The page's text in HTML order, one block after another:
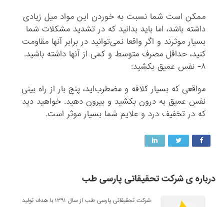
ممکن است شما نسبت به خوردن این مواد میل زیادی
داشته باشد، اما باید بدانید که در تشدید مشکلات شما
بسیار موثرند و اگر واقعا نمی‌توانید در برابر آنها مقاومت
کنید، حداقل مصرف متوسط و کمی ‌از آنها داشته باشید.
۸- نفس عمیق بکشید:
مواقعی که بسیار کلافه و مضطرب‌اید، پنج بار از راه بینی
نفس عمیق به درون بکشید و بیرون دهید. خواهید دید
که در تخفیف درد و علایم شما بسیار موثر است.
درباره ی شرکت تحقیقاتی پارسی طب
شرکت تحقیقاتی پارسی طب از سال ۱۳۹۱ با هدف تولید